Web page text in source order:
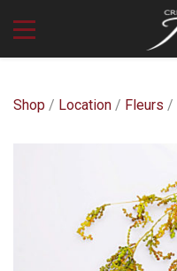
Shop / Location / Fleurs /